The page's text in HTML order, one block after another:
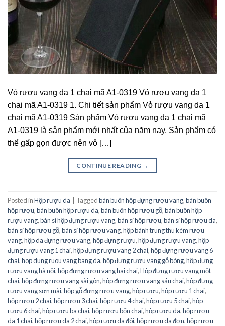
Vỏ rượu vang da 1 chai mã A1-0319 Vỏ rượu vang da 1
chai mã A1-0319 1. Chi tiết sản phẩm Vỏ rượu vang da 1
chai mã A1-0319 Sản phẩm Vỏ rượu vang da 1 chai mã
A1-0319 là sản phẩm mới nhất của năm nay. Sản phẩm có
thể gấp gọn được nên vô […]
CONTINUE READING →
Posted inHộp rượu da Taggedbán buôn hộp đựng rượu vang,bán buôn
hộp rượu,bán buôn hộp rượu da,bán buôn hộp rượu gỗ,bán buôn hộp
rượu vang,bán sỉ hộp đựng rượu vang,bán sỉ hộp rượu,bán sỉ hộp rượu da,
bán sỉ hộp rượu gỗ,bán sỉ hộp rượu vang,hộp bánh trung thu kèm rượu
vang,hộp da đựng rượu vang,hộp đựng rượu,hộp đựng rượu vang,hộp
đựng rượu vang 1 chai,hộp đựng rượu vang 2 chai,hộp đựng rượu vang 6
chai,hop dung ruou vang bang da,hộp đựng rượu vang gỗ bóng,hộp đựng
rượu vang hà nội,hộp đựng rượu vang hai chai,Hộp đựng rượu vang một
chai,hộp đựng rượu vang sài gòn,hộp đựng rượu vang sáu chai,hộp đựng
rượu vang sơn mài,hộp gỗ đựng rượu vang,hộp rượu,hộp rượu 1 chai,
hộp rượu 2 chai,hộp rượu 3 chai,hộp rượu 4 chai,hộp rượu 5 chai,hộp
rượu 6 chai,hộp rượu ba chai,hộp rượu bốn chai,hộp rượu da,hộp rượu
da 1 chai,hộp rượu da 2 chai,hộp rượu da đôi,hộp rượu da đơn,hộp rượu